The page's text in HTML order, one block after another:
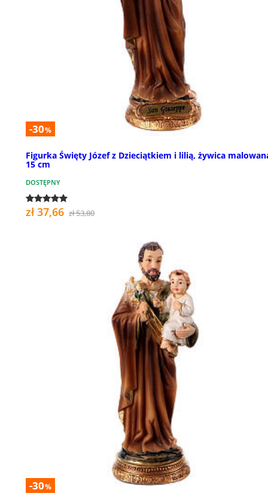
-30%
Figurka Święty Józef z Dzieciątkiem i lilią, żywica
15 cm
DOSTĘPNY
zł 37,66 zł 53,80
-30%